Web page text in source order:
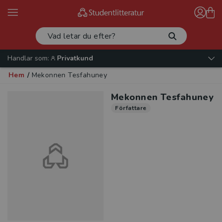
Handlar som:
Privatkund
Hem / Mekonnen Tesfahuney
Mekonnen Tesfahuney
Författare